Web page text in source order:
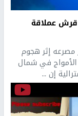
عملاقة
إثر هجوم
في شمال
إن ...